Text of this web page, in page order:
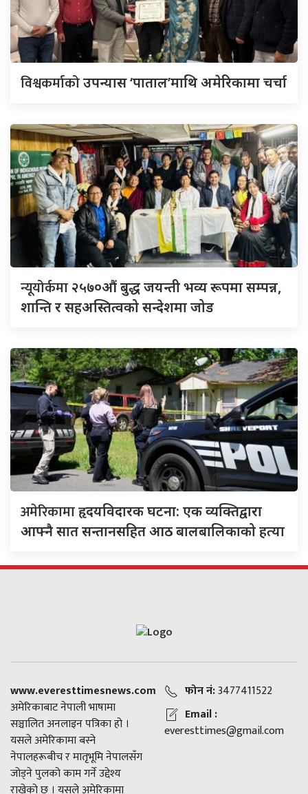
विश्वकर्माकोउपन्यास ‘पाताल’माथि अमेरिकामा चर्चा
न्यूयोर्कमा २५७०औं बुद्ध जयन्ती भव्य रूपमा सम्पन्न,
शान्ति र सहअस्तित्वको सन्देशमा जोड
अमेरिकामाहृदयविदारक घटना: एक व्यक्तिद्वारा
आफ्नै सात सन्तानसहित आठ बालबालिकाको हत्या
www.everesttimesnews.com
अमेरिकाबाट नेपाली भाषामा
सञ्चालित अनलाइन पत्रिका हो ।
यसले अमेरिकामा बस्ने
नेपालहरूबीच र मातृभूमि नेपालसँग
जोड्ने पुलको काम गर्ने उद्देश्य
राखेको छ । यसले अमेरिकामा
फोन नं:3477411522
Email :
everesttimes@gmail.com